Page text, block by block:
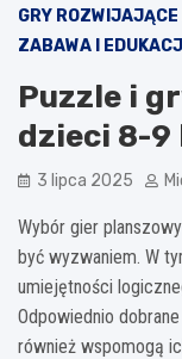
GRY ROZWIJAJĄCE
ZABAWA I
Puzzle i
dzieci 8-9
3 lipca 2025
Wybór gier
być wyzwaniem. W
umiejętności
Odpowiednio
również wspomogą